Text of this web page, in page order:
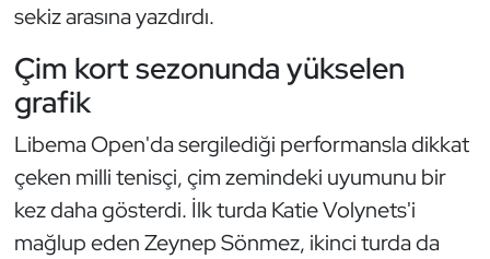
sekiz arasına yazdırdı.
Çim kort sezonunda yükselen
grafik
Libema Open'da sergilediği performansla dikkat
çeken milli tenisçi, çim zemindeki uyumunu bir
kez daha gösterdi. İlk turda Katie Volynets'i
mağlup eden Zeynep Sönmez, ikinci turda da
Karate
Kayak
Kempo
Kick Boks
Kürek